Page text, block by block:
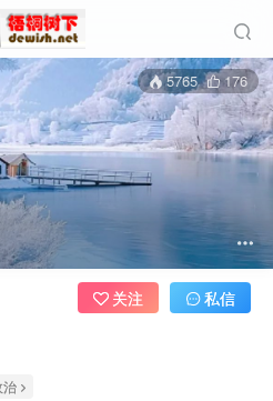
5765 176
治
关注 私信